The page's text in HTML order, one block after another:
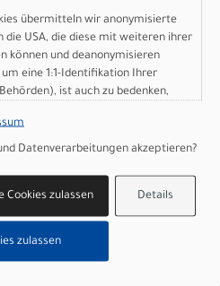
Gravel RC -
- XS
Versandkosten für
übermitteln wir anonymisierte
die USA, die diese mit weiteren ihrer
können und deanonymisieren
eine 1:1-Identifikation Ihrer
ist auch zu bedenken,
Union.
Datenverarbeitungen akzeptieren?
Details
Cookies zulassen
zulassen